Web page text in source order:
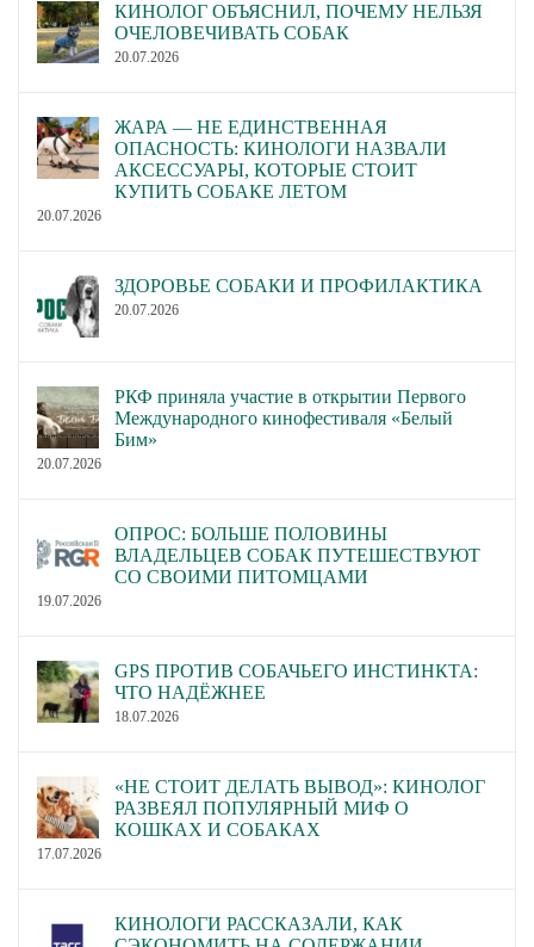
КИНОЛОГ ОБЪЯСНИЛ, ПОЧЕМУ НЕЛЬЗЯ
ОЧЕЛОВЕЧИВАТЬ СОБАК
20.07.2026
ЖАРА — НЕ ЕДИНСТВЕННАЯ
ОПАСНОСТЬ: КИНОЛОГИ НАЗВАЛИ
АКСЕССУАРЫ, КОТОРЫЕ СТОИТ
КУПИТЬ СОБАКЕ ЛЕТОМ
20.07.2026
ЗДОРОВЬЕ СОБАКИ И ПРОФИЛАКТИКА
20.07.2026
РКФ приняла участие в открытии Первого
Международного кинофестиваля «Белый
Бим»
20.07.2026
ОПРОС: БОЛЬШЕ ПОЛОВИНЫ
ВЛАДЕЛЬЦЕВ СОБАК ПУТЕШЕСТВУЮТ
СО СВОИМИ ПИТОМЦАМИ
19.07.2026
GPS ПРОТИВ СОБАЧЬЕГО ИНСТИНКТА:
ЧТО НАДЁЖНЕЕ
18.07.2026
«НЕ СТОИТ ДЕЛАТЬ ВЫВОД»: КИНОЛОГ
РАЗВЕЯЛ ПОПУЛЯРНЫЙ МИФ О
КОШКАХ И СОБАКАХ
17.07.2026
КИНОЛОГИ РАССКАЗАЛИ, КАК